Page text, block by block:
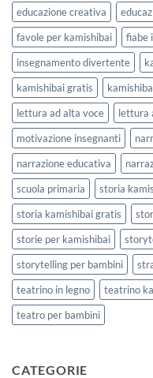
educazione creativa
favole per kamishibai
fiabe
insegnamento divertente
kamishibai gratis
lettura ad alta voce
lettura
motivazione insegnanti
narrazione educativa
scuola primaria
storia
storia kamishibai gratis
storie per kamishibai
storytelling per bambini
teatrino in legno
teatrino
teatro per bambini
CATEGORIE